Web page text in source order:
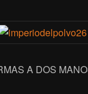
A DOS